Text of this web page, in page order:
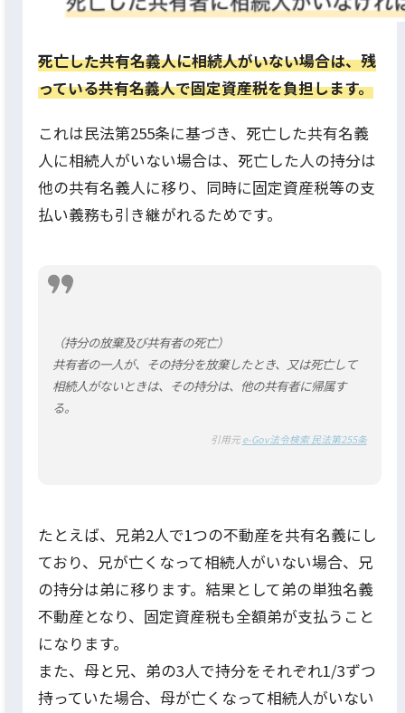
死亡した共有名義人に相続人がいない場合は、残
っている共有名義人で固定資産税を負担します。
これは民法第255条に基づき、死亡した共有名義
人に相続人がいない場合は、死亡した人の持分は
他の共有名義人に移り、同時に固定資産税等の支
払い義務も引き継がれるためです。
（持分の放棄及び共有者の死亡）
共有者の一人が、その持分を放棄したとき、又は死亡して
相続人がないときは、その持分は、他の共有者に帰属す
る。
引用元 e-Gov法令検索 民法第255条
たとえば、兄弟2人で1つの不動産を共有名義にし
ており、兄が亡くなって相続人がいない場合、兄
の持分は弟に移ります。結果として弟の単独名義
不動産となり、固定資産税も全額弟が支払うこと
になります。
また、母と兄、弟の3人で持分をそれぞれ1/3ずつ
持っていた場合、母が亡くなって相続人がいない